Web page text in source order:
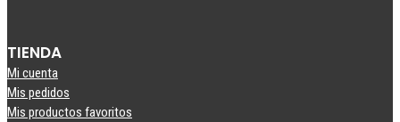
TIENDA
Mi cuenta
Mis pedidos
Mis productos favoritos